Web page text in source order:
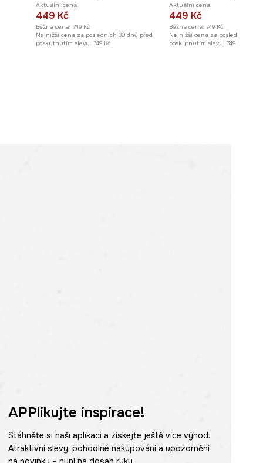
Aktuální cena:
449 Kč
Běžná cena: 749 Kč
Nejnižší cena za posledních 30 dnů před
poskytnutím slevy: 749 Kč
Aktuální cena:
449 Kč
Běžná cena: 749 Kč
Nejnižší cena za posledních 30
poskytnutím slevy: 749 Kč
APPlikujte inspirace!
Stáhněte si naši aplikaci a získejte ještě více výhod.
Atraktivní slevy, pohodlné nakupování a upozornění